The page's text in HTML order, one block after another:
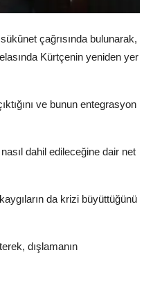
çağrısında bulunarak,
Kürtçenin yeniden yer
ve bunun entegrasyon
dahil edileceğine dair net
da krizi büyüttüğünü
dışlamanın